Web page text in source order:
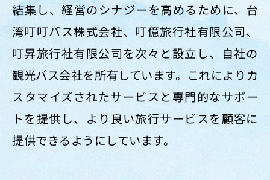
結集し、経営のシナジーを高めるために、台
湾叮叮バス株式会社、叮億旅行社有限公司、
叮昇旅行社有限公司を次々と設立し、自社の
観光バス会社を所有しています。これによりカ
スタマイズされたサービスと専門的なサポー
トを提供し、より良い旅行サービスを顧客に
提供できるようにしています。